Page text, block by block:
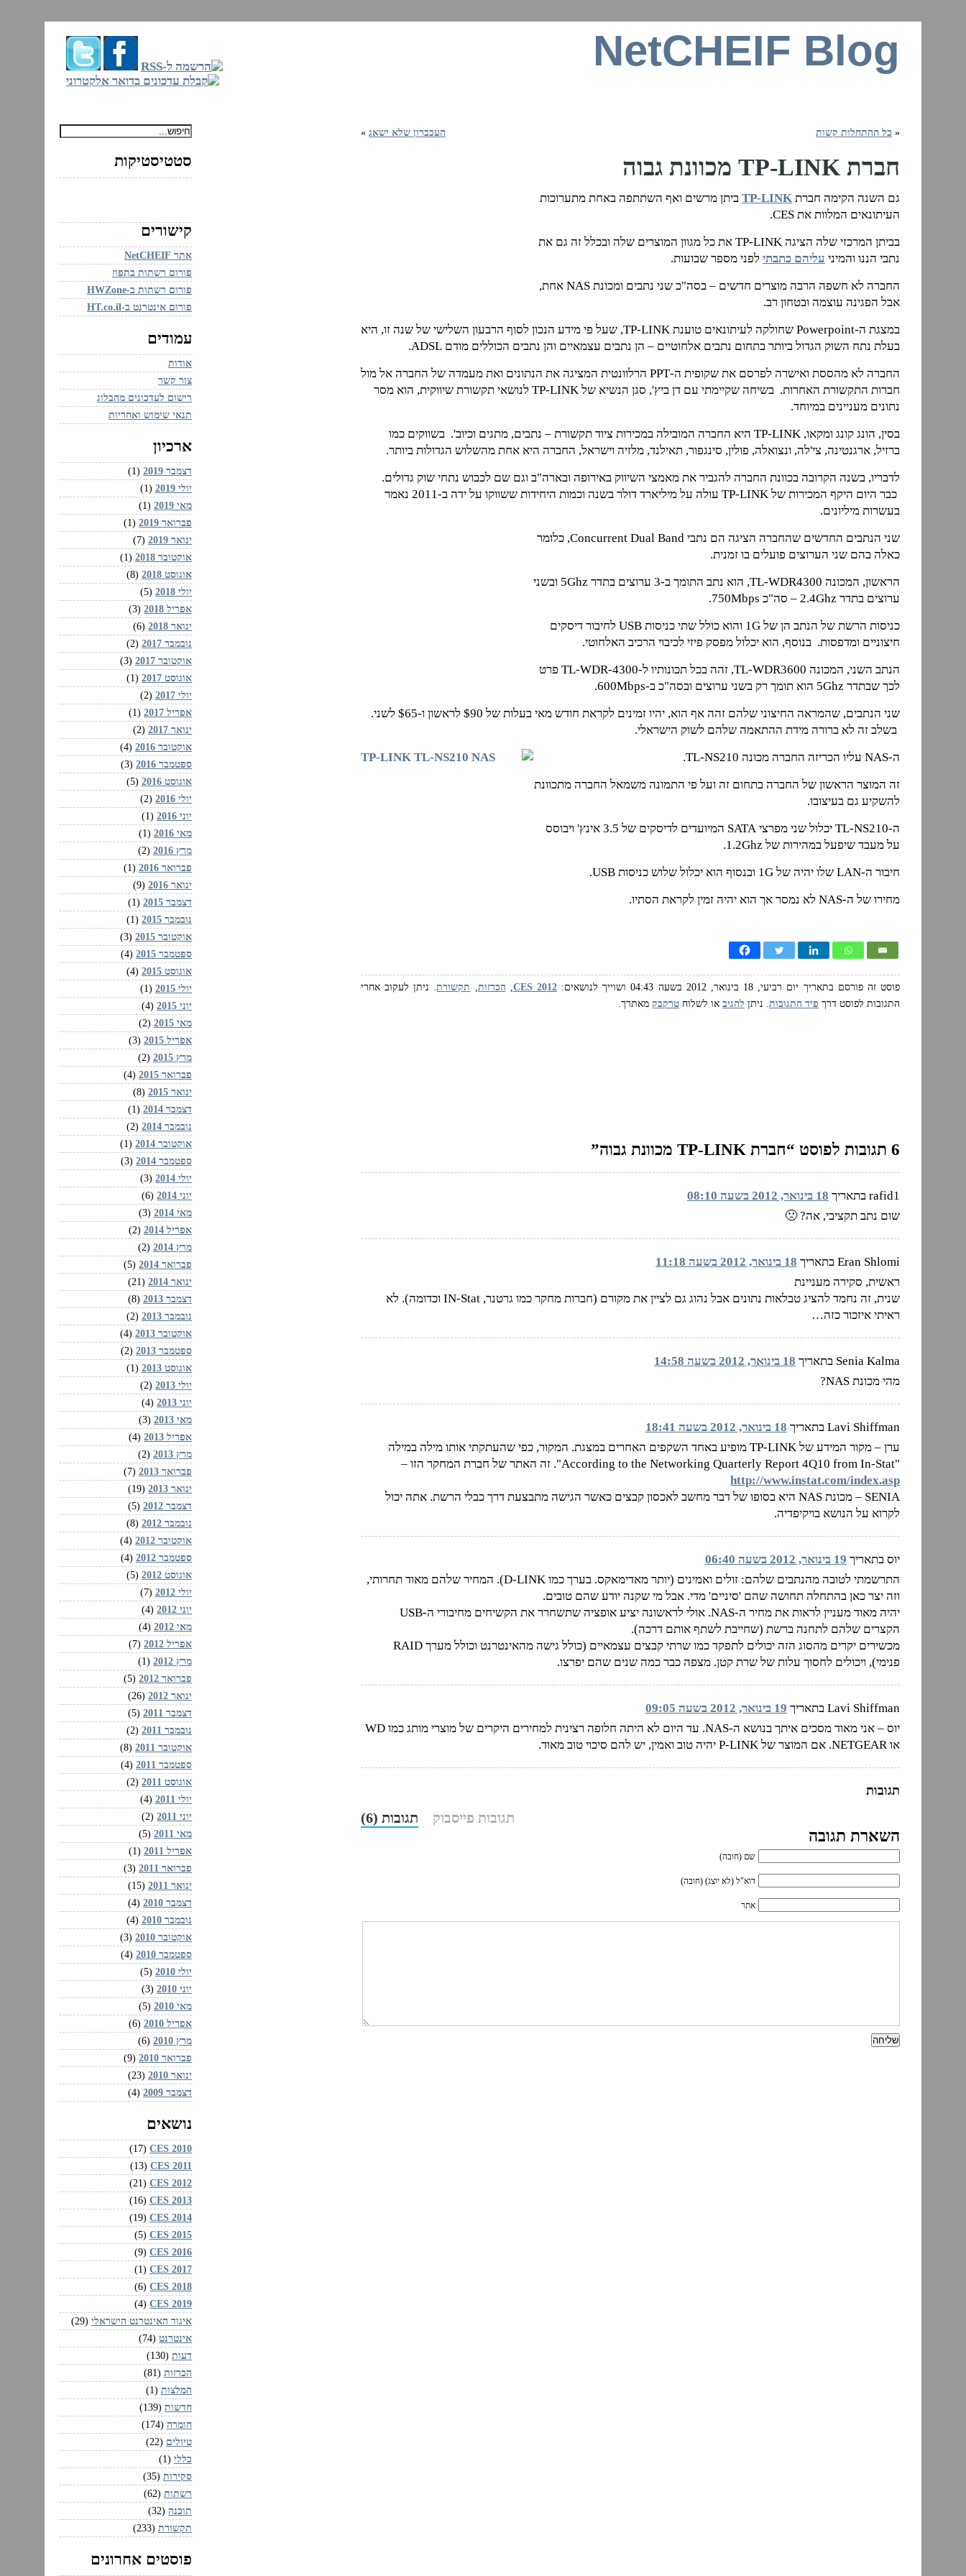
NetCHEIF Blog
« כל ההתחלות קשות העכברון שלא ישאג »
חברת TP-LINK מכוונת גבוה
גם השנה הקימה חברת TP-LINK ביתן מרשים ואף השתתפה באחת מתערוכות
העיתונאים המלוות את CES.
בביתן המרכזי שלה הציגה TP-LINK את כל מגוון המוצרים שלה ובכלל זה גם את
נתבי הננו והמיני עליהם כתבתי לפני מספר שבועות.
החברה לא חשפה הרבה מוצרים חדשים – בסה"כ שני נתבים ומכונת NAS אחת,
אבל הפגינה עוצמה ובטחון רב.
במצגת ה-Powerpoint שחולקה לעיתונאים טוענת TP-LINK, שעל פי מידע הנכון לסוף הרבעון השלישי של שנה זו, היא
בעלת נתח השוק הגדול ביותר בתחום נתבים אלחוטיים – הן נתבים עצמאיים והן נתבים הכוללים מודם ADSL.
החברה לא מהססת ואישרה לפרסם את שקופית ה-PPT הרלוונטית המציגה את הנתונים ואת מעמדה של החברה אל מול
חברות התקשורת האחרות. בשיחה שקיימתי עם דן ביץ', סגן הנשיא של TP-LINK לנושאי תקשורת שיווקית, הוא מסר
נתונים מעניינים במיוחד.
בסין, הונג קונג ומקאו, TP-LINK היא החברה המובילה במכירות ציוד תקשורת – נתבים, מתגים וכיוב'. בשווקים כמו
ברזיל, ארגנטינה, צי'לה, ונצואלה, פולין, סינגפור, תאילנד, מלזיה וישראל, החברה היא אחת מהשלוש הגדולות ביותר.
לדבריו, בשנה הקרובה בכוונת החברה להגביר את מאמצי השיווק באירופה ובארה"ב וגם שם לכבוש נתחי שוק גדולים.
כבר היום היקף המכירות של TP-LINK עולה על מיליארד דולר בשנה וכמות היחידות ששווקו על ידה ב-2011 נאמר
בעשרות מיליונים.
שני הנתבים החדשים שהחברה הציגה הם נתבי Concurrent Dual Band, כלומר
כאלה בהם שני הערוצים פועלים בו זמנית.
הראשון, המכונה TL-WDR4300, הוא נתב התומך ב-3 ערוצים בתדר 5Ghz ובשני
ערוצים בתדר 2.4Ghz – סה"כ 750Mbps.
כניסות הרשת של הנתב הן של 1G והוא כולל שתי כניסות USB לחיבור דיסקים
חיצוניים ומדפסות. בנוסף, הוא יכלול מפסק פיזי לכיבוי הרכיב האלחוטי.
הנתב השני, המכונה TL-WDR3600, זהה בכל תכונותיו ל-TL-WDR-4300 פרט
לכך שבתדר 5Ghz הוא תומך רק בשני ערוצים ובסה"כ ב-600Mbps.
שני הנתבים, שהמראה החיצוני שלהם זהה אף הוא, יהיו זמינים לקראת חודש מאי בעלות של $90 לראשון ו-$65 לשני.
בשלב זה לא ברורה מידת ההתאמה שלהם לשוק הישראלי.
ה-NAS עליו הכריזה החברה מכונה TL-NS210.
זה המוצר הראשון של החברה בתחום זה ועל פי התמונה משמאל החברה מתכוונת
להשקיע גם בעיצובו.
ה-TL-NS210 יכלול שני מפרצי SATA המיועדים לדיסקים של 3.5 אינץ' ויבוסס
על מעבד שיפעל במהירות של 1.2Ghz.
חיבור ה-LAN שלו יהיה של 1G ובנסוף הוא יכלול שלוש כניסות USB.
מחירו של ה-NAS לא נמסר אך הוא יהיה זמין לקראת הסתיו.
פוסט זה פורסם בתאריך יום רביעי, 18 בינואר, 2012 בשעה 04:43 ושוייך לנושאים: CES 2012‏ הכרזות תקשורת. ניתן לעקוב אחרי
התגובות לפוסט דרך פיד התגובות . ניתן להגיב או לשלוח טרקבק מאתרך.
6 תגובות לפוסט “חברת TP-LINK מכוונת גבוה”
rafid1 בתאריך
18 בינואר, 2012 בשעה 08:10
שום נתב תקציבי, אה? 🙁
Eran Shlomi בתאריך
18 בינואר, 2012 בשעה 11:18
ראשית, סקירה מעניינת
שנית, זה נחמד להציג טבלאות נתונים אבל נהוג גם לציין את מקורם (חברות מחקר כמו גרטנר, IN-Stat וכדומה). לא
ראיתי איזכור כזה…
Senia Kalma בתאריך
18 בינואר, 2012 בשעה 14:58
מהי מכונת NAS?
Lavi Shiffman בתאריך
18 בינואר, 2012 בשעה 18:41
ערן – מקור המידע של TP-LINK מופיע באחד השקפים האחרים במצגת. המקור, כפי שהעתקתי אותו מילה במילה
"According to the Networking Quarterly Report 4Q10 from In-Stat". זה האתר של חברת המחקר הזו –
http://www.instat.com/index.asp
SENIA – מכונת NAS היא בסופו של דבר מחשב לאכסון קבצים כאשר הגישה מתבצעת דרך כבלי הרשת. אתה יכול
לקרוא על הנושא בויקיפדיה.
יוס בתאריך 19 בינואר, 2012 בשעה 06:40
התרשמתי לטובה מהנתבים שלהם: זולים ואמינים (יותר מאדימאקס. בערך כמו D-LINK). המחיר שלהם מאוד תחרותי,
וזה יצר כאן בהתחלה תחושה שהם 'סיניים' מדי. אבל מי שקנה יודע שהם טובים.
יהיה מאוד מעניין לראות את מחיר ה-NAS. אולי לראשונה יציע אופציה שתשחרר את הקשיחים מחיבורי ה-USB
הקצרים שלהם לתחנה ברשת (שחייבת לשתף אותם דרכה).
מכשירים יקרים מהסוג הזה יכולים לתפקד כמו שרתי קבצים עצמאיים (כולל גישה מהאינטרנט וכולל מערך RAID
פנימי), ויכולים לחסוך עלות של שרת קטן. מצפה כבר כמה שנים שהם יפרצו.
Lavi Shiffman בתאריך
19 בינואר, 2012 בשעה 09:05
יוס – אני מאוד מסכים איתך בנושא ה-NAS. עד היום לא היתה חלופה רצינית למחירים היקרים של מוצרי מותג כמו WD
או NETGEAR. אם המוצר של P-LINK יהיה טוב ואמין, יש להם סיכוי טוב מאוד.
תגובות
תגובות (6) תגובות פייסבוק
השארת תגובה
שם (חובה)
דוא"ל (לא יוצג) (חובה)
אתר
סטטיסטיקות
קישורים
אתר NetCHEIF
פורום רשתות בתפוז
פורום רשתות ב-HWZone
פורום אינטרנט ב-HT.co.il
עמודים
אודות
צור קשר
רישום לעדכונים מהבלוג
תנאי שימוש ואחריות
ארכיון
דצמבר 2019
(1)
יולי 2019
(1)
מאי 2019
(1)
פברואר 2019
(1)
ינואר 2019
(7)
אוקטובר 2018
(1)
אוגוסט 2018
(8)
יולי 2018
(5)
אפריל 2018
(3)
ינואר 2018
(6)
נובמבר 2017
(2)
אוקטובר 2017
(3)
אוגוסט 2017
(1)
יולי 2017
(2)
אפריל 2017
(1)
ינואר 2017
(2)
אוקטובר 2016
(4)
ספטמבר 2016
(3)
אוגוסט 2016
(5)
יולי 2016
(2)
יוני 2016
(1)
מאי 2016
(1)
מרץ 2016
(2)
פברואר 2016
(1)
ינואר 2016
(9)
דצמבר 2015
(1)
נובמבר 2015
(1)
אוקטובר 2015
(3)
ספטמבר 2015
(4)
אוגוסט 2015
(4)
יולי 2015
(1)
יוני 2015
(4)
מאי 2015
(2)
אפריל 2015
(3)
מרץ 2015
(2)
פברואר 2015
(4)
ינואר 2015
(8)
דצמבר 2014
(1)
נובמבר 2014
(2)
אוקטובר 2014
(1)
ספטמבר 2014
(3)
יולי 2014
(3)
יוני 2014
(6)
מאי 2014
(3)
אפריל 2014
(2)
מרץ 2014
(2)
פברואר 2014
(5)
ינואר 2014
(21)
דצמבר 2013
(8)
נובמבר 2013
(2)
אוקטובר 2013
(4)
ספטמבר 2013
(2)
אוגוסט 2013
(1)
יולי 2013
(2)
יוני 2013
(4)
מאי 2013
(3)
אפריל 2013
(4)
מרץ 2013
(2)
פברואר 2013
(7)
ינואר 2013
(19)
דצמבר 2012
(5)
נובמבר 2012
(8)
אוקטובר 2012
(4)
ספטמבר 2012
(4)
אוגוסט 2012
(5)
יולי 2012
(7)
יוני 2012
(4)
מאי 2012
(4)
אפריל 2012
(7)
מרץ 2012
(1)
פברואר 2012
(5)
ינואר 2012
(26)
דצמבר 2011
(5)
נובמבר 2011
(2)
אוקטובר 2011
(8)
ספטמבר 2011
(4)
אוגוסט 2011
(2)
יולי 2011
(4)
יוני 2011
(2)
מאי 2011
(5)
אפריל 2011
(1)
פברואר 2011
(3)
ינואר 2011
(15)
דצמבר 2010
(4)
נובמבר 2010
(4)
אוקטובר 2010
(3)
ספטמבר 2010
(4)
יולי 2010
(5)
יוני 2010
(3)
מאי 2010
(5)
אפריל 2010
(6)
מרץ 2010
(6)
פברואר 2010
(9)
ינואר 2010
(23)
דצמבר 2009
(4)
נושאים
CES 2010‏
(17)
CES 2011‏
(13)
CES 2012‏
(21)
CES 2013‏
(16)
CES 2014‏
(19)
CES 2015‏
(5)
CES 2016‏
(9)
CES 2017‏
(1)
CES 2018‏
(6)
CES 2019‏
(4)
איגוד האינטרנט הישראלי (29)
אינטרנט (74)
דעות (130)
הכרזות (81)
המלצות (1)
חדשות (139)
חומרה (174)
טיולים (22)
כללי (1)
סקירות (35)
רשתות (62)
תוכנה (32)
תקשורת (233)
פוסטים אחרונים